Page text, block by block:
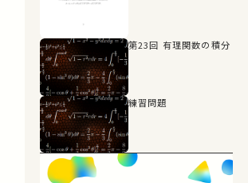
第23回 有理関数の積分
練習問題